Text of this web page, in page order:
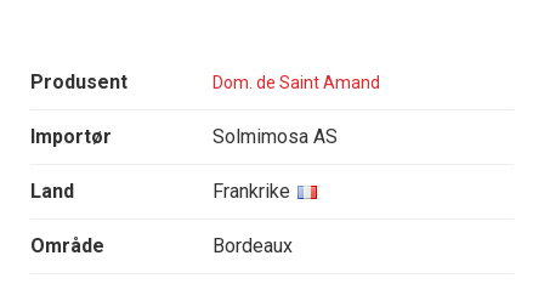
Produsent Dom. de Saint Amand
Importør Solmimosa AS
Land Frankrike
Område Bordeaux